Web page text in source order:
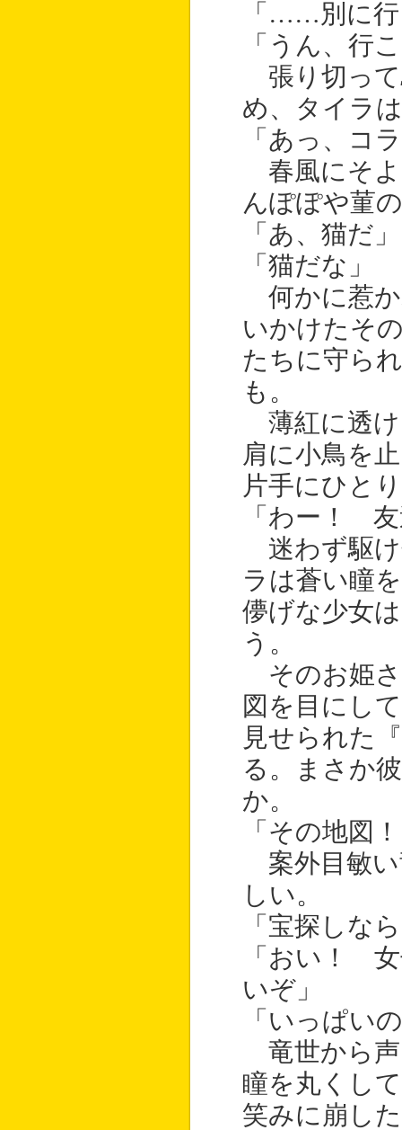
「……別に
「うん、行
張り切って
め、タイラ
「あっ、コ
春風にそよ
んぽぽや菫
「あ、猫だ」
「猫だな」
何かに惹か
いかけたそ
たちに守ら
も。
薄紅に透け
肩に小鳥を
片手にひと
「わー！
迷わず駆け
ラは蒼い瞳
儚げな少女
う。
そのお姫さ
図を目にし
見せられた
る。まさか
か。
「その地図
案外目敏い
しい。
「宝探しな
「おい！
いぞ」
「いっぱい
竜世から声
瞳を丸くし
笑みに崩し